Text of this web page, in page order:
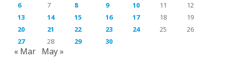
6
7 8 9 10 11
12
13
14 15 16 17 18
19
20
21 22 23 24 25
26
27
28 29 30
« Mar May »